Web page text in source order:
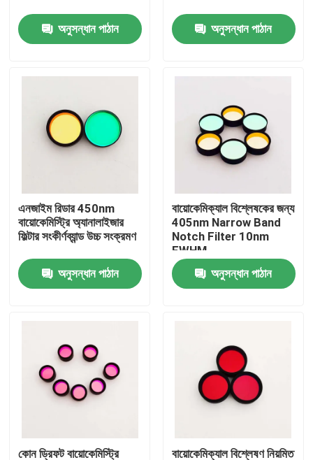
ভিডিও
কারখানা ভ্রমণ
মান নিয়ন্ত্রণ
উদ্ধৃতির জন্য আবেদন
অপটিক্যাল ব্যান্ডপাস ফিল্টার
ফ্লুরোসেন্স ব্যান্ডপাস ফিল্টার
অনুসন্ধান পাঠান অনুসন্ধান পাঠান
এনজাইম রিডার 450nm
বায়োকেমিস্ট্রি অ্যানালাইজার
ফিল্টার সংকীর্ণব্যান্ড উচ্চ সংক্রমণ
অনুসন্ধান পাঠান
বায়োকেমিক্যাল বিশ্লেষকের জন্য
405nm Narrow Band
Notch Filter 10nm
FWHM
অনুসন্ধান পাঠান
কোন ড্রিফট বায়োকেমিস্ট্রি বায়োকেমিক্যাল বিশ্লেষণ নিয়মিত